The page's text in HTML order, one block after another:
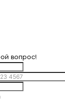
вопрос!